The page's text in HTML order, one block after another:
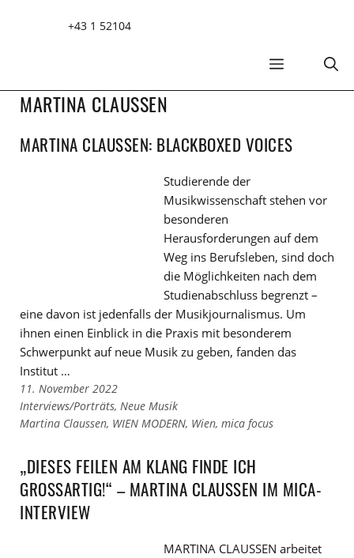
+43 1 52104
MENÜ
MARTINA CLAUSSEN
MARTINA CLAUSSEN: BLACKBOXED VOICES
Studierende der
Musikwissenschaft stehen vor
besonderen
Herausforderungen auf dem
Weg ins Berufsleben, sind doch
die Möglichkeiten nach dem
Studienabschluss begrenzt –
eine davon ist jedenfalls der Musikjournalismus. Um
ihnen einen Einblick in die Praxis mit besonderem
Schwerpunkt auf neue Musik zu geben, fanden das
Institut …
11. November 2022
Links
zu
Kategorien
Interviews/Porträts, Neue Musik
Links
den
Tags
Martina Claussen, WIEN MODERN, Wien, mica focus
„DIESES FEILEN AM KLANG FINDE ICH
GROSSARTIG!“ – MARTINA CLAUSSEN IM MICA-I
NTERVIEW
MARTINA CLAUSSEN arbeitet